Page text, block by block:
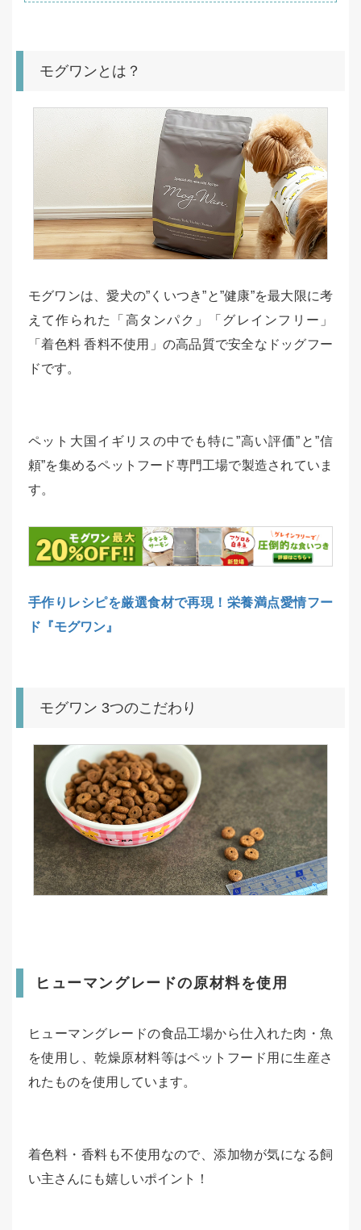
モグワンとは？
モグワンは、愛犬の”くいつき”と”健康”を最大限に考
えて作られた「高タンパク」「グレインフリー」
「着色料 香料不使用」の高品質で安全なドッグフー
ドです。
ペット大国イギリスの中でも特に”高い評価”と”信
頼”を集めるペットフード専門工場で製造されていま
す。
手作りレシピを厳選食材で再現！栄養満点愛情フー
ド『モグワン』
モグワン 3つのこだわり
ヒューマングレードの原材料を使用
ヒューマングレードの食品工場から仕入れた肉・魚
を使用し、乾燥原材料等はペットフード用に生産さ
れたものを使用しています。
着色料・香料も不使用なので、添加物が気になる飼
い主さんにも嬉しいポイント！